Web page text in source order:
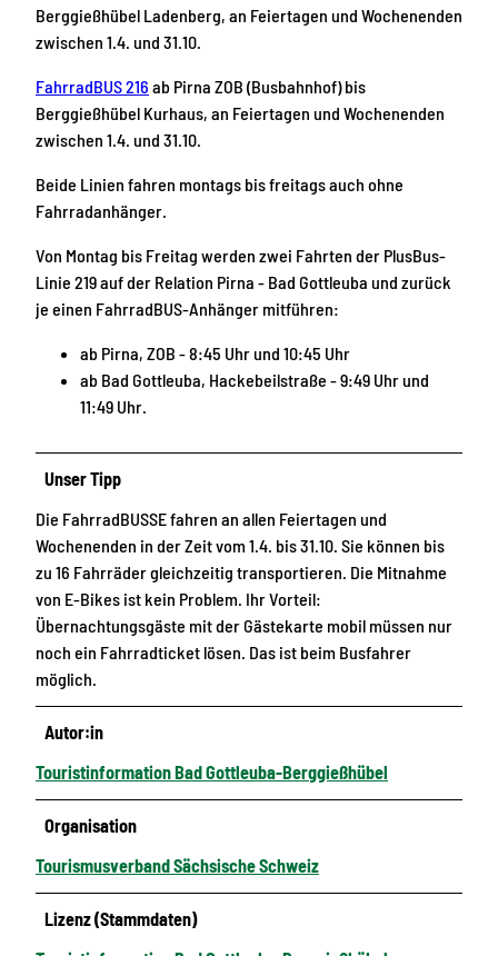
Berggießhübel Ladenberg, an Feiertagen und Wochenenden
zwischen 1.4. und 31.10.
FahrradBUS 216 ab Pirna ZOB (Busbahnhof) bis
Berggießhübel Kurhaus, an Feiertagen und Wochenenden
zwischen 1.4. und 31.10.
Beide Linien fahren montags bis freitags auch ohne
Fahrradanhänger.
Von Montag bis Freitag werden zwei Fahrten der PlusBus-
Linie 219 auf der Relation Pirna - Bad Gottleuba und zurück
je einen FahrradBUS-Anhänger mitführen:
ab Pirna, ZOB - 8:45 Uhr und 10:45 Uhr
ab Bad Gottleuba, Hackebeilstraße - 9:49 Uhr und
11:49 Uhr.
Unser Tipp
Die FahrradBUSSE fahren an allen Feiertagen und
Wochenenden in der Zeit vom 1.4. bis 31.10. Sie können bis
zu 16 Fahrräder gleichzeitig transportieren. Die Mitnahme
von E-Bikes ist kein Problem. Ihr Vorteil:
Übernachtungsgäste mit der Gästekarte mobil müssen nur
noch ein Fahrradticket lösen. Das ist beim Busfahrer
möglich.
Autor:in
Touristinformation Bad Gottleuba-Berggießhübel
Organisation
Tourismusverband Sächsische Schweiz
Lizenz (Stammdaten)